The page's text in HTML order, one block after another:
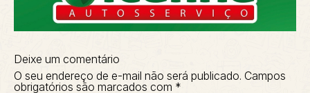
Deixe um comentário
O seu endereço de e-mail não será publicado. Campos
obrigatórios são marcados com *